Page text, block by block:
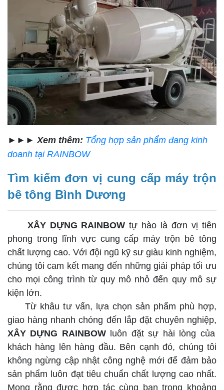
►►► Xem thêm: Tổng hợp sản phẩm đang kinh
doanh tại RAINBOW
Tìm kiếm đơn vị cung cấp máy trộn
bê tông Bình Dương
XÂY DỰNG RAINBOWtự hào là đơn vị tiên
phong trong lĩnh vực cung cấp máy trộn bê tông
chất lượng cao. Với đội ngũ kỹ sư giàu kinh nghiệm,
chúng tôi cam kết mang đến những giải pháp tối ưu
cho mọi công trình từ quy mô nhỏ đến quy mô sự
kiện lớn.
Từ khâu tư vấn, lựa chọn sản phẩm phù hợp,
giao hàng nhanh chóng đến lắp đặt chuyên nghiệp,
XÂY DỰNG RAINBOWluôn đặt sự hài lòng của
khách hàng lên hàng đầu. Bên cạnh đó, chúng tôi
không ngừng cập nhật công nghệ mới để đảm bảo
sản phẩm luôn đạt tiêu chuẩn chất lượng cao nhất.
Mong rằng được hợp tác cùng bạn trong khoảng